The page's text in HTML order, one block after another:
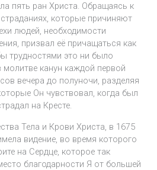
пять ран Христа. Обращаясь к
которые причиняют
людей, необходимости
призвал её причащаться как
трудностями это ни было
канун каждой первой
вечера до полуночи, разделяя
Он чувствовал, когда был
на Кресте.
Тела и Крови Христа, в 1675
видение, во время которого
на Сердце, которое так
благодарности Я от большей